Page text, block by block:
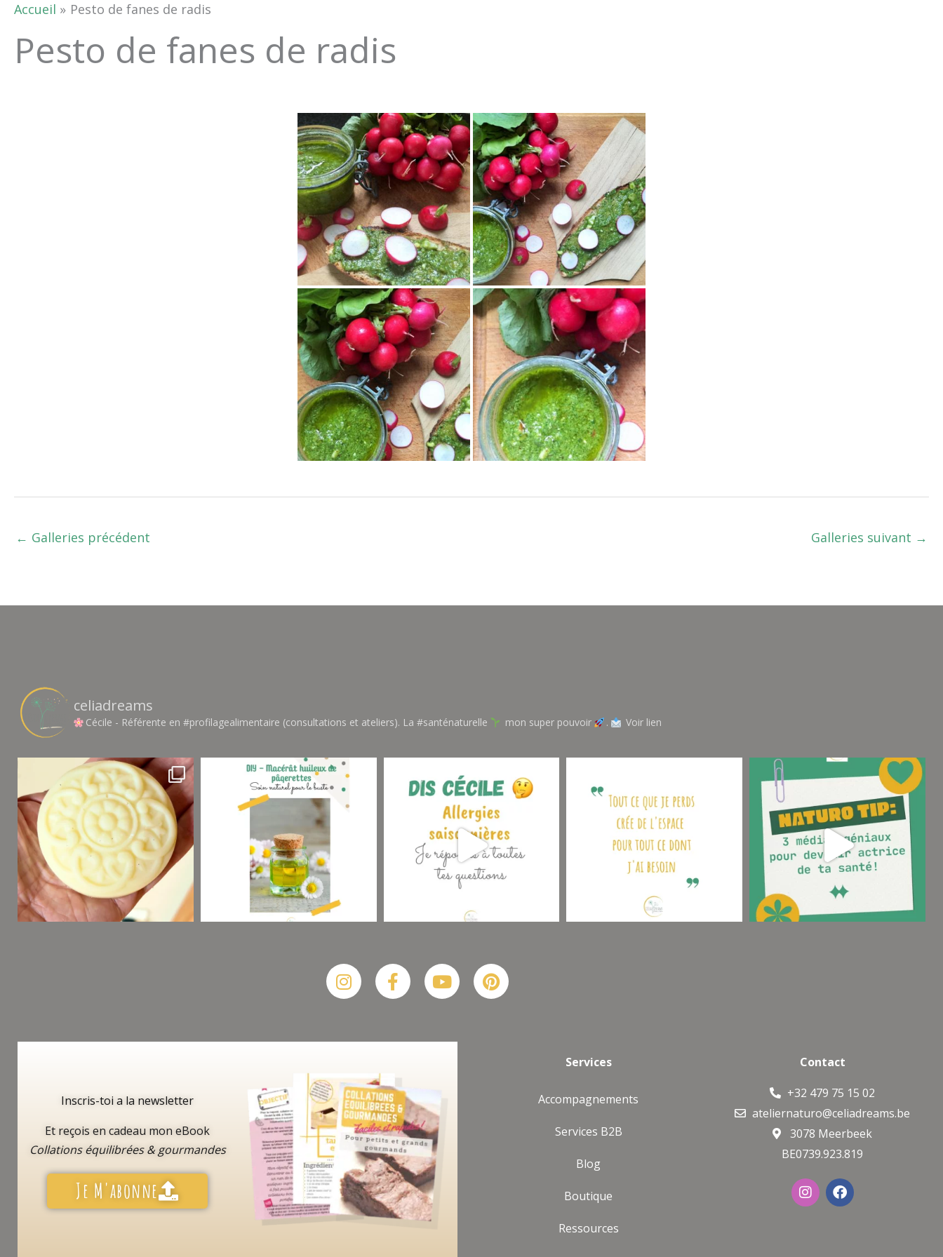
Accueil Pesto de fanes de radis
Pesto de fanes de radis
← Galleries précédent Galleries suivant →
celiadreams
Cécile - Référente en #profilagealimentaire (consultations et ateliers). La #santénaturelle mon super pouvoir . Voir lien
InstagramFacebook-
f
YoutubePinterest
Inscris-toi a la newsletter
Et reçois en cadeau mon eBook
Collations équilibrées & gourmandes
Je M'abonne
Services
Accompagnements
Services B2B
Blog
Boutique
Ressources
Contact
+32 479 75 15 02
ateliernaturo@celiadreams.be
3078 Meerbeek
BE0739.923.819
I
n
s
F
a
c